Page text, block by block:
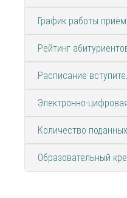
График работы
Рейтинг
Расписание
Электронно-
Количество
Образовательный